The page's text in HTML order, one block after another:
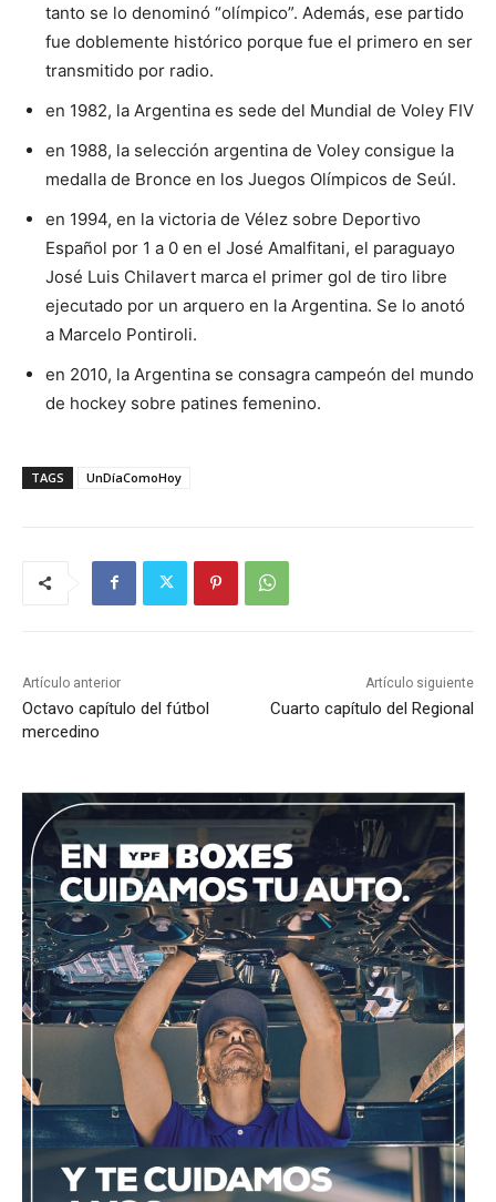
tanto se lo denominó “olímpico”. Además, ese partido
fue doblemente histórico porque fue el primero en ser
transmitido por radio.
en 1982, la Argentina es sede del Mundial de Voley FIV
en 1988, la selección argentina de Voley consigue la
medalla de Bronce en los Juegos Olímpicos de Seúl.
en 1994, en la victoria de Vélez sobre Deportivo
Español por 1 a 0 en el José Amalfitani, el paraguayo
José Luis Chilavert marca el primer gol de tiro libre
ejecutado por un arquero en la Argentina. Se lo anotó
a Marcelo Pontiroli.
en 2010, la Argentina se consagra campeón del mundo
de hockey sobre patines femenino.
TAGS UnDíaComoHoy
Artículo anterior
Octavo capítulo del fútbol
mercedino
Artículo siguiente
Cuarto capítulo del Regional